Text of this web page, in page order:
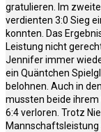
gratulieren. Im
verdienten 3:0 Sieg
konnten. Das
Leistung nicht
Jennifer immer
ein Quäntchen
belohnen. Auch in
mussten beide ihrem
6:4 verloren. Trotz
Mannschaftsleistung